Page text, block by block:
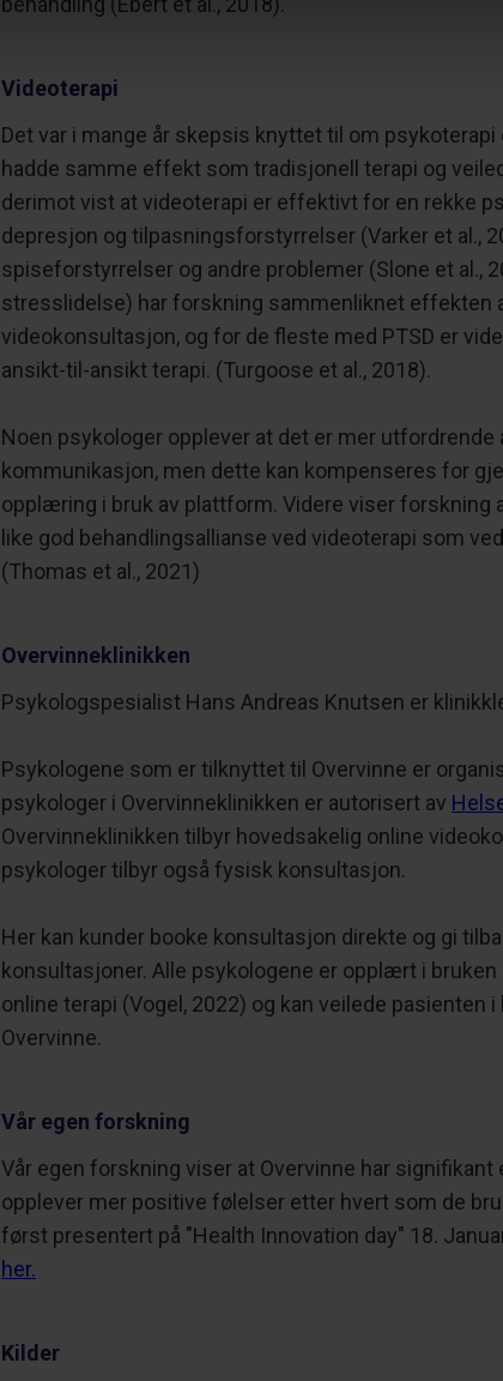
Videoterapi
Det var i mange år skepsis knyttet til om
hadde samme effekt som tradisjonell terapi og
derimot vist at videoterapi er effektivt for en rekke
depresjon og tilpasningsforstyrrelser (Varker et al.,
spiseforstyrrelser og andre problemer (Slone et al.,
stresslidelse) har forskning sammenliknet effekten
videokonsultasjon, og for de fleste med PTSD er
ansikt-til-ansikt terapi. (Turgoose et al., 2018).
Noen psykologer opplever at det er mer utfordrende
kommunikasjon, men dette kan kompenseres for
opplæring i bruk av plattform. Videre viser forskning
like god behandlingsallianse ved videoterapi som
(Thomas et al., 2021)
Overvinneklinikken
Psykologspesialist Hans Andreas Knutsen er
Psykologene som er tilknyttet til Overvinne er
psykologer i Overvinneklinikken er autorisert av
Overvinneklinikken tilbyr hovedsakelig online
psykologer tilbyr også fysisk konsultasjon.
Her kan kunder booke konsultasjon direkte og gi
konsultasjoner. Alle psykologene er opplært i
online terapi (Vogel, 2022) og kan veilede pasienten
Overvinne.
Vår egen forskning
Vår egen forskning viser at Overvinne har
opplever mer positive følelser etter hvert som de
først presentert på "Health Innovation day" 18.
her.
Kilder